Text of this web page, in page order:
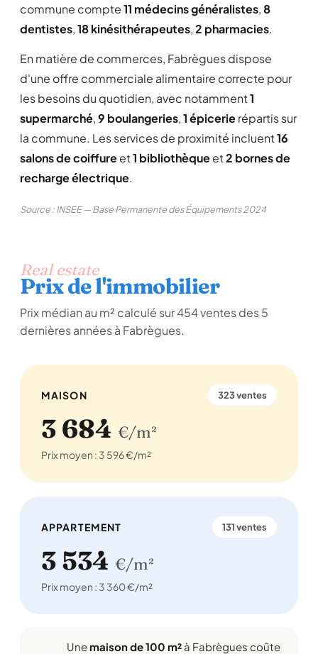
commune compte11 médecins généralistes,8
dentistes,18 kinésithérapeutes,2 pharmacies.
En matière de commerces, Fabrègues dispose
d'une offre commerciale alimentaire correcte pour
les besoins du quotidien, avec notamment1
supermarché,9 boulangeries,1 épicerierépartis sur
la commune. Les services de proximité incluent16
salons de coiffureet1 bibliothèqueet2 bornes de
recharge électrique.
Source : INSEE — Base Permanente des Équipements 2024
Real estate
Prix de l'immobilier
Prix médian au m² calculé sur 454 ventes des 5
dernières années à Fabrègues.
MAISON 323 ventes
3 684 €/m²
Prix moyen : 3 596 €/m²
APPARTEMENT 131 ventes
3 534 €/m²
Prix moyen : 3 360 €/m²
Une maison de 100 m² à Fabrègues coûte